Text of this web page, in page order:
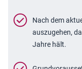
Nach dem
auszugehen,
Jahre hält.